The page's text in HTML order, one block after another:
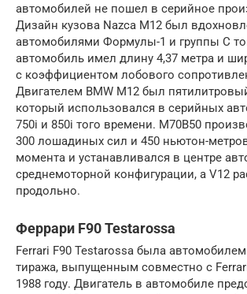
автомобилей не пошел в серийное
Дизайн кузова Nazca M12 был
автомобилями Формулы-1 и группы C
автомобиль имел длину 4,37 метра и
с коэффициентом лобового
Двигателем BMW M12 был
который использовался в серийных
750i и 850i того времени. M70B50
300 лошадиных сил и 450 ньютон-
момента и устанавливался в центре
среднемоторной конфигурации, а V12
продольно.
Феррари F90 Testarossa
Ferrari F90 Testarossa была
тиража, выпущенным совместно с
1988 году. Двигатель в автомобиле